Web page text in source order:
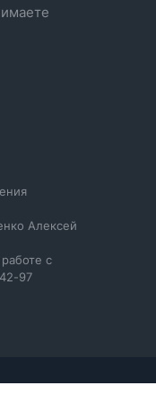
Алексей
с
97